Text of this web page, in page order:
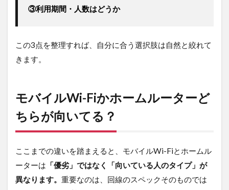
③利用期間・人数はどうか
この3点を整理すれば、自分に合う選択肢は自然と絞れて
きます。
モバイルWi-Fiかホームルーターど
ちらが向いてる？
ここまでの違いを踏まえると、モバイルWi-Fiとホームル
ーターは 「優劣」ではなく「向いている人のタイプ」が
異なります。 重要なのは、回線のスペックそのものでは